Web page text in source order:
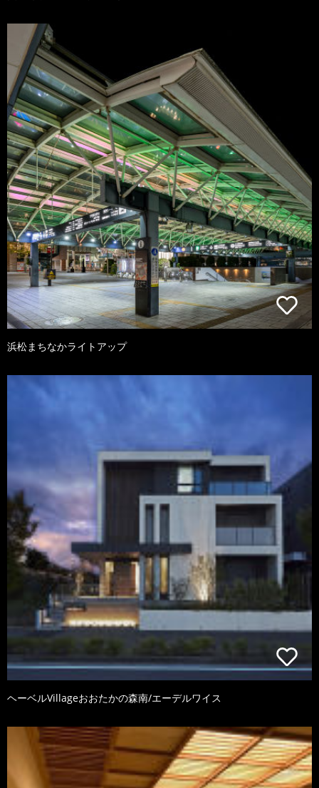
浜松まちなかライトアップ
ヘーベルVillageおおたかの森南/エーデルワイス